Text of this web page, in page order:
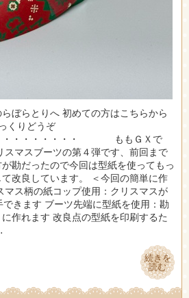
ぼらとりへ 初めての方はこちらから
くりどうぞ
・・・・・・・・・ ももＧＸで
スマスブーツの第４弾です、前回まで
勘だったので今回は型紙を使ってもっ
改良しています。 ＜今回の簡単に作
マス柄の紙コップ使用：クリスマスが
きます ブーツ先端に型紙を使用：勘
作れます 改良点の型紙を印刷するた
続きを
読む
続きを
読む